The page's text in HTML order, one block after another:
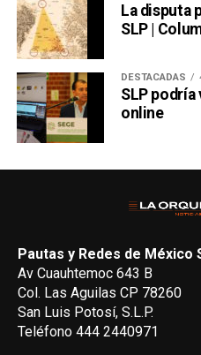
La disputa
SLP |
DESTACADAS
SLP podría
online
Pautas y Redes de México
Av Cuauhtemoc 643 B
Col. Las Aguilas CP 78260
San Luis Potosí, S.L.P.
Teléfono 444 2440971